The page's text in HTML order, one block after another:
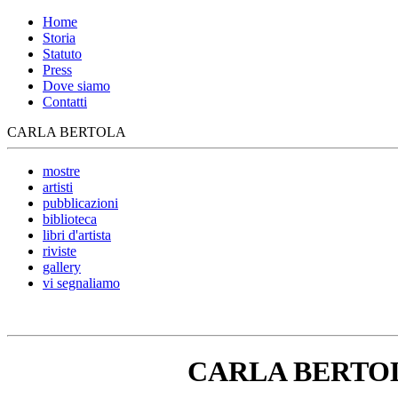
Home
Storia
Statuto
Press
Dove siamo
Contatti
CARLA BERTOLA
mostre
artisti
pubblicazioni
biblioteca
libri d'artista
riviste
gallery
vi segnaliamo
CARLA